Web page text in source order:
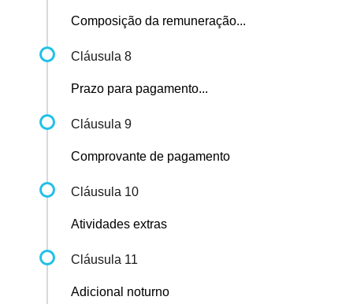
Composição da remuneração...
Cláusula 8
Prazo para pagamento...
Cláusula 9
Comprovante de pagamento
Cláusula 10
Atividades extras
Cláusula 11
Adicional noturno